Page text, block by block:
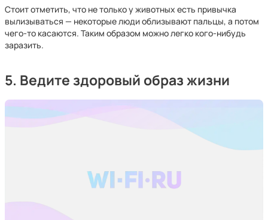
Стоит отметить, что не только у животных есть привычка
вылизываться — некоторые люди облизывают пальцы, а потом
чего-то касаются. Таким образом можно легко кого-нибудь
заразить.
5. Ведите здоровый образ жизни